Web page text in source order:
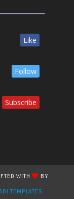
Like
Follow
Subscribe
WITH
BY
TEMPLATES